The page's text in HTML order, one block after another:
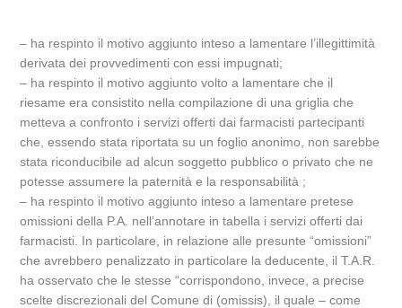
– ha respinto il motivo aggiunto inteso a lamentare l’illegittimità
derivata dei provvedimenti con essi impugnati;
– ha respinto il motivo aggiunto volto a lamentare che il
riesame era consistito nella compilazione di una griglia che
metteva a confronto i servizi offerti dai farmacisti partecipanti
che, essendo stata riportata su un foglio anonimo, non sarebbe
stata riconducibile ad alcun soggetto pubblico o privato che ne
potesse assumere la paternità e la responsabilità ;
– ha respinto il motivo aggiunto inteso a lamentare pretese
omissioni della P.A. nell’annotare in tabella i servizi offerti dai
farmacisti. In particolare, in relazione alle presunte “omissioni”
che avrebbero penalizzato in particolare la deducente, il T.A.R.
ha osservato che le stesse “corrispondono, invece, a precise
scelte discrezionali del Comune di (omissis), il quale – come